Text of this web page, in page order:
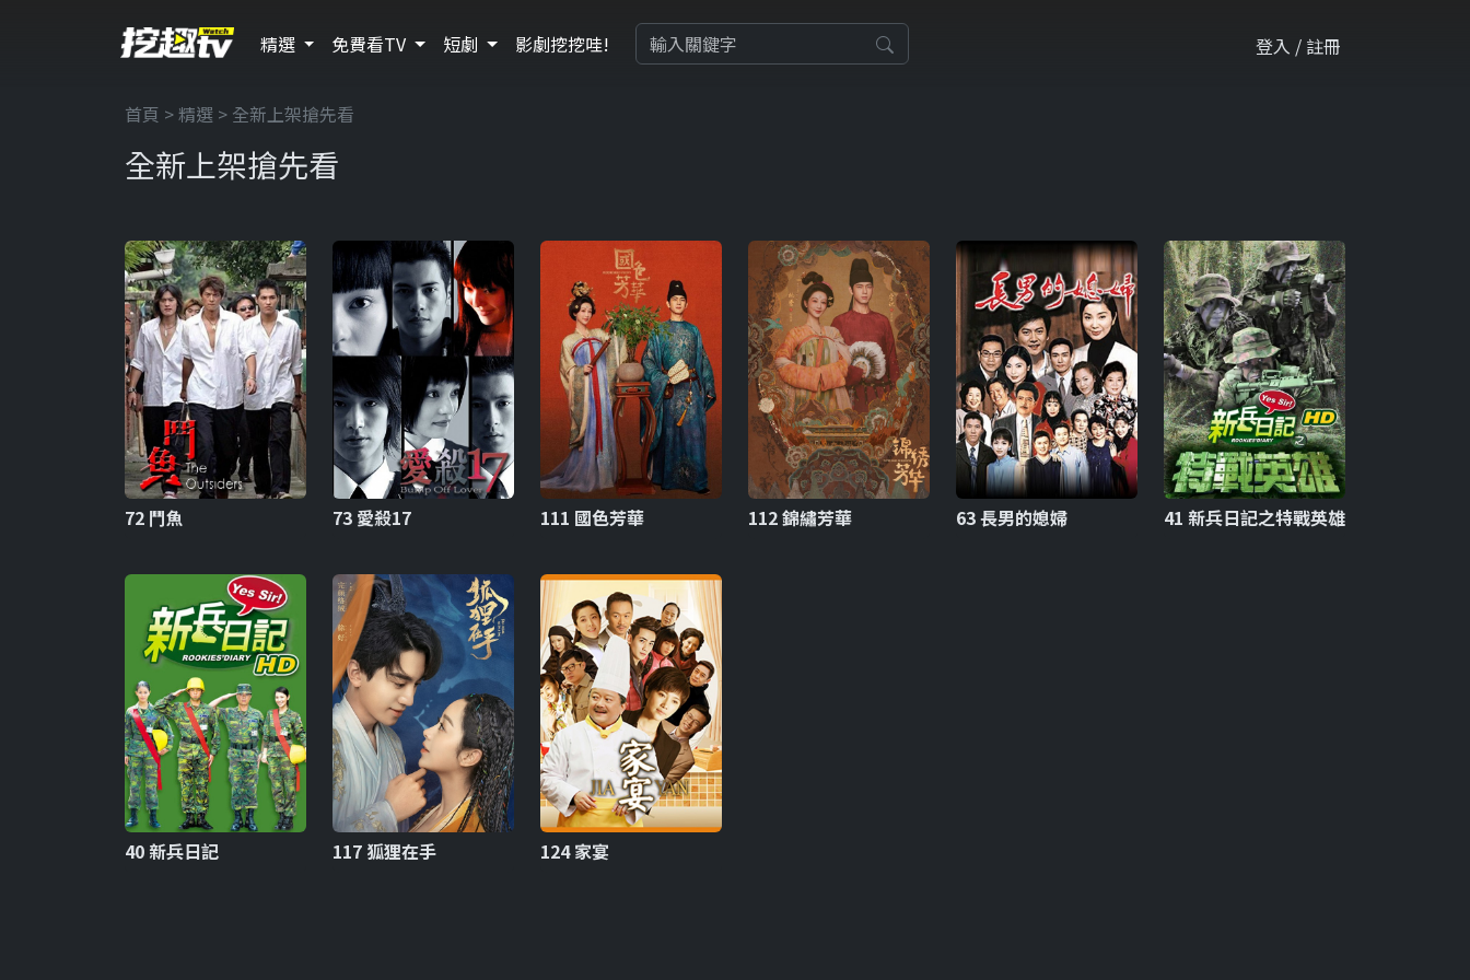
精選 免費看TV 短劇 影劇挖挖哇! 登入 / 註冊
首頁 >精選 > 全新上架搶先看
全新上架搶先看
72 鬥魚 73 愛殺17 111 國色芳華 112 錦繡芳華 63 長男的媳婦 41 新兵日記之特戰英雄
40 新兵日記 117 狐狸在手 124 家宴